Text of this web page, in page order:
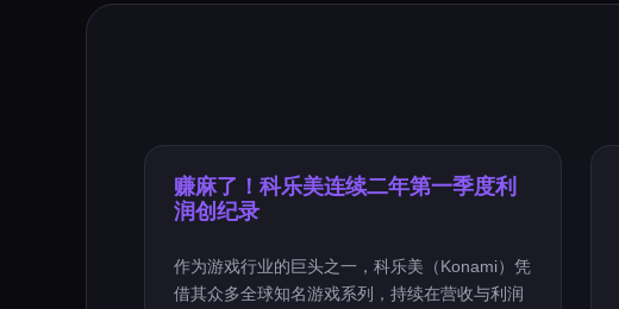
赚麻了！科乐美连续二年第一季度利
润创纪录
作为游戏行业的巨头之一，科乐美（Konami）凭
借其众多全球知名游戏系列，持续在营收与利润